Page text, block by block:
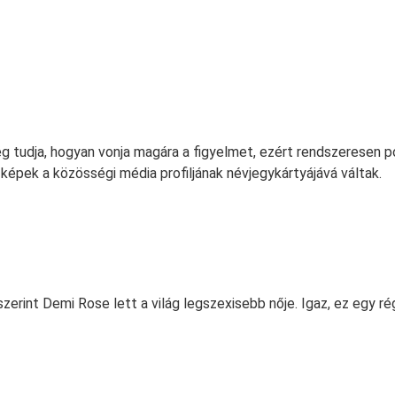
tudja, hogyan vonja magára a figyelmet, ezért rendszeresen
a közösségi média profiljának névjegykártyájává váltak.
Demi Rose lett a világ legszexisebb nője. Igaz, ez egy